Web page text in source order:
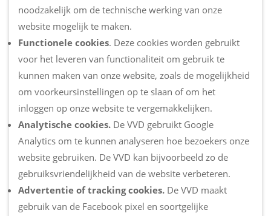
noodzakelijk om de technische werking van onze
website mogelijk te maken.
Functionele cookies. Deze cookies worden gebruikt
voor het leveren van functionaliteit om gebruik te
kunnen maken van onze website, zoals de mogelijkheid
om voorkeursinstellingen op te slaan of om het
inloggen op onze website te vergemakkelijken.
Analytische cookies. De VVD gebruikt Google
Analytics om te kunnen analyseren hoe bezoekers onze
website gebruiken. De VVD kan bijvoorbeeld zo de
gebruiksvriendelijkheid van de website verbeteren.
Advertentie of tracking cookies. De VVD maakt
gebruik van de Facebook pixel en soortgelijke